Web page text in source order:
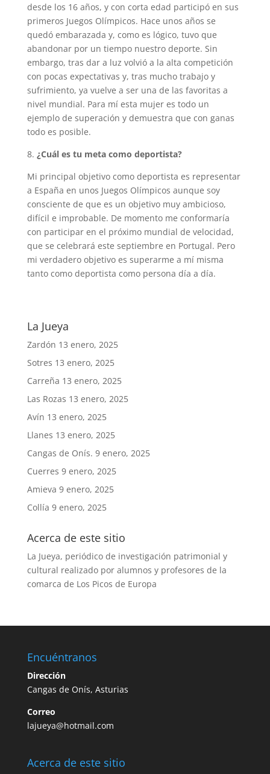
desde los 16 años, y con corta edad participó en sus
primeros Juegos Olímpicos. Hace unos años se
quedó embarazada y, como es lógico, tuvo que
abandonar por un tiempo nuestro deporte. Sin
embargo, tras dar a luz volvió a la alta competición
con pocas expectativas y, tras mucho trabajo y
sufrimiento, ya vuelve a ser una de las favoritas a
nivel mundial. Para mí esta mujer es todo un
ejemplo de superación y demuestra que con ganas
todo es posible.
8. ¿Cuál es tu meta como deportista?
Mi principal objetivo como deportista es representar
a España en unos Juegos Olímpicos aunque soy
consciente de que es un objetivo muy ambicioso,
difícil e improbable. De momento me conformaría
con participar en el próximo mundial de velocidad,
que se celebrará este septiembre en Portugal. Pero
mi verdadero objetivo es superarme a mí misma
tanto como deportista como persona día a día.
La Jueya
Zardón 13 enero, 2025
Sotres 13 enero, 2025
Carreña 13 enero, 2025
Las Rozas 13 enero, 2025
Avín 13 enero, 2025
Llanes 13 enero, 2025
Cangas de Onís. 9 enero, 2025
Cuerres 9 enero, 2025
Amieva 9 enero, 2025
Collía 9 enero, 2025
Acerca de este sitio
La Jueya, periódico de investigación patrimonial y
cultural realizado por alumnos y profesores de la
comarca de Los Picos de Europa
Encuéntranos
Dirección
Cangas de Onís, Asturias
Correo
lajueya@hotmail.com
Acerca de este sitio